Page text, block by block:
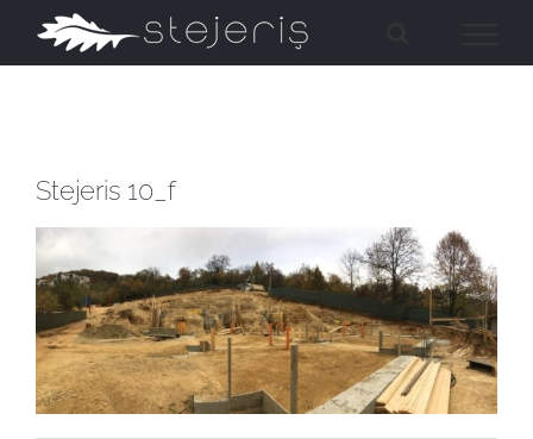
to
Stejeris 10_f